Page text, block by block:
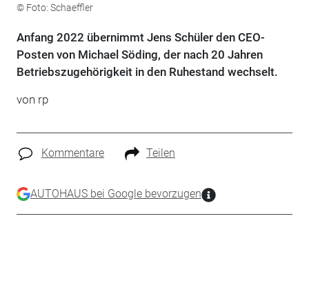
© Foto: Schaeffler
Anfang 2022 übernimmt Jens Schüler den CEO-
Posten von Michael Söding, der nach 20 Jahren
Betriebszugehörigkeit in den Ruhestand wechselt.
von rp
Kommentare Teilen
AUTOHAUS bei Google bevorzugen